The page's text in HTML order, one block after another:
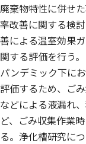
廃棄物特性に併せ
率改善に関する検
善による温室効果
関する評価を行う。
パンデミック下に
評価するため、ご
などによる液漏れ
ど、ごみ収集作業
る。浄化槽研究に